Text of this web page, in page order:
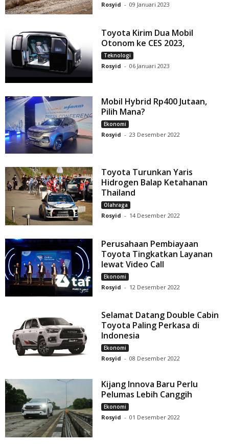
Rosyid - 09 Januari 2023
Toyota Kirim Dua Mobil
Otonom ke CES 2023,
Teknologi
Rosyid - 06 Januari 2023
Mobil Hybrid Rp400 Jutaan,
Pilih Mana?
Ekonomi
Rosyid - 23 Desember 2022
Toyota Turunkan Yaris
Hidrogen Balap Ketahanan
Thailand
Olahraga
Rosyid - 14 Desember 2022
Perusahaan Pembiayaan
Toyota Tingkatkan Layanan
lewat Video Call
Ekonomi
Rosyid - 12 Desember 2022
Selamat Datang Double Cabin
Toyota Paling Perkasa di
Indonesia
Ekonomi
Rosyid - 08 Desember 2022
Kijang Innova Baru Perlu
Pelumas Lebih Canggih
Ekonomi
Rosyid - 01 Desember 2022